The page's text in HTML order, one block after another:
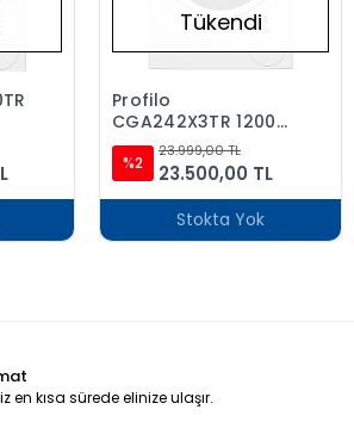
Tükendi
Profilo
CGA242X3TR 1200
Devir 9 kg Çamaşır
Makinesi
%2
23.999,00 TL
23.500,00 TL
Stokta Yok
en kısa sürede elinize ulaşır.